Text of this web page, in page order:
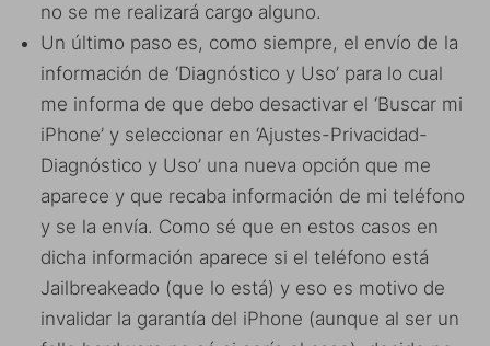
no se me realizará cargo alguno.
Un último paso es, como siempre, el envío de la
información de ‘Diagnóstico y Uso’ para lo cual
me informa de que debo desactivar el ‘Buscar mi
iPhone’ y seleccionar en ‘Ajustes-Privacidad-
Diagnóstico y Uso’ una nueva opción que me
aparece y que recaba información de mi teléfono
y se la envía. Como sé que en estos casos en
dicha información aparece si el teléfono está
Jailbreakeado (que lo está) y eso es motivo de
invalidar la garantía del iPhone (aunque al ser un